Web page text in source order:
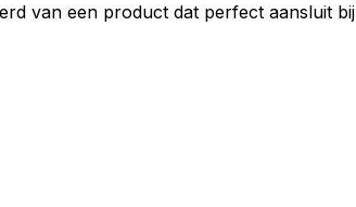
van een product dat perfect aansluit bij